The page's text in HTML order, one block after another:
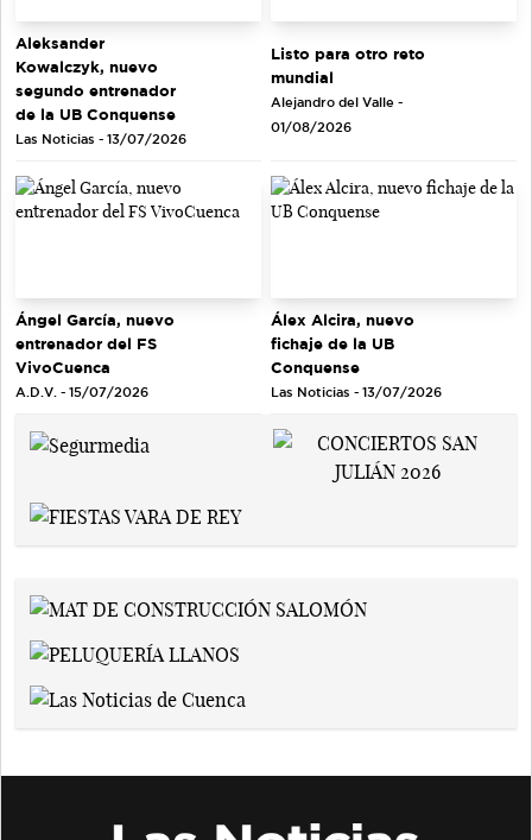
Aleksander
Kowalczyk, nuevo
segundo entrenador
de la UB Conquense
Las Noticias - 13/07/2026
Listo para otro reto
mundial
Alejandro del Valle -
01/08/2026
Ángel García, nuevo
entrenador del FS
VivoCuenca
A.D.V. - 15/07/2026
Álex Alcira, nuevo
fichaje de la UB
Conquense
Las Noticias - 13/07/2026